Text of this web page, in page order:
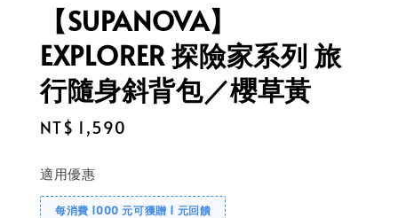
【SUPANOVA】
EXPLORER 探險家系列 旅
行隨身斜背包／櫻草黃
Regular
NT$ 1,590
適用優惠
每消費 1000 元可獲贈 1 元回饋